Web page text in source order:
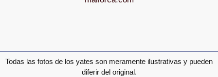
Todas las fotos de los yates son meramente ilustrativas y pueden
diferir del original.